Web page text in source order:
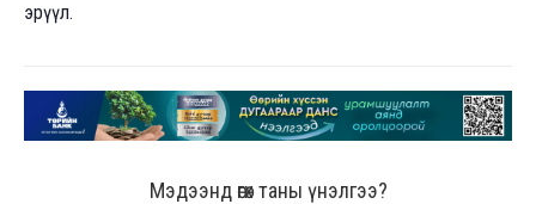
эрүүл.
Мэдээнд өгөх таны үнэлгээ?